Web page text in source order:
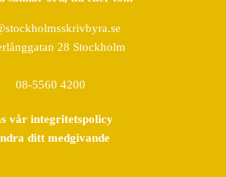
28 Stockholm
08-5560 4200
vår integritetspolicy
ditt medgivande